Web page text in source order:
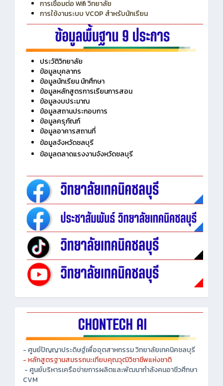
การเชื่อมต่อ Wifi วิทยาลัย
การใช้งานระบบ VCOP สำหรับนักเรียน
ประวัติวิทยาลัย
ข้อมูลบุคลากร
ข้อมูลนักเรียน นักศึกษา
ข้อมูลหลักสูตรการเรียนการสอน
ข้อมูลงบประมาณ
ข้อมูลสถานประกอบการ
ข้อมูลครุภัณฑ์
ข้อมูลอาคารสถานที่
ข้อมูลจังหวัดชลบุรี
ข้อมูลตลาดแรงงานจังหวัดชลบุรี
- ศูนย์ปัญญาประดิษฐ์เพื่ออุตสาหกรรม วิทยาลัยเทคนิคชลบุรี
- หลักสูตรฐานสมรรถนะเทียบคุณวุฒิวิชาชีพแห่งชาติ
- ศูนย์บริหารเครือข่ายการผลิตและพัฒนากำลังคนอาชีวศึกษา
CVM